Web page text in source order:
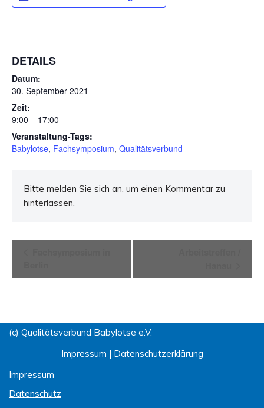
DETAILS
Datum:
30. September 2021
Zeit:
9:00 – 17:00
Veranstaltung-Tags:
Babylotse, Fachsymposium, Qualitätsverbund
Bitte melden Sie sich an, um einen Kommentar zu
hinterlassen.
(c) Qualitätsverbund Babylotse e.V.
Impressum | Datenschutzerklärung
Impressum
Datenschutz